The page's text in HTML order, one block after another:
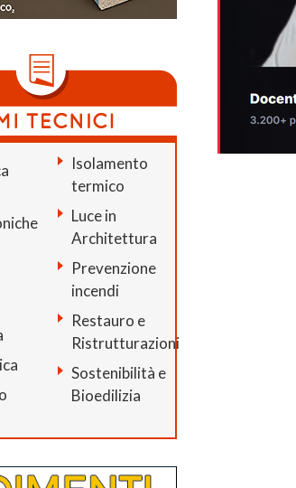
Isolamento
termico
Luce in
Architettura
Prevenzione
incendi
Restauro e
Ristrutturazioni
Sostenibilità e
Bioedilizia